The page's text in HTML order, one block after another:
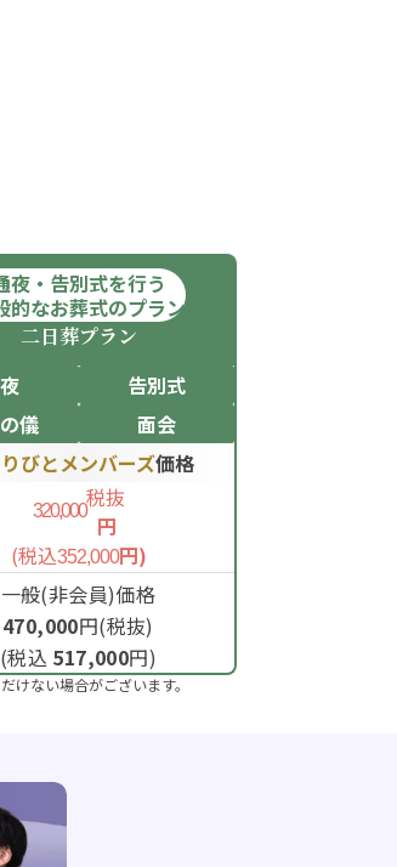
夜・告別式を行う
的なお葬式のプラン
二日葬プラン
告別式
儀
面会
びとメンバーズ価格
320,000税抜
円
(税込352,000円)
一般(非会員)価格
470,000円(税抜)
(税込 517,000円)
ない場合がございます。